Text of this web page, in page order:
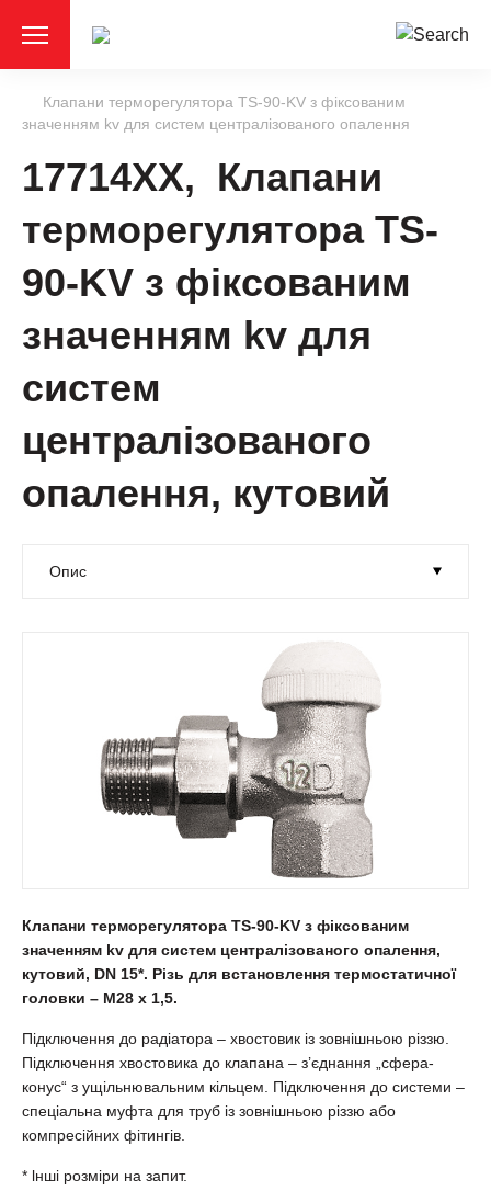
Клапани терморегулятора TS-90-KV з фіксованим
значенням kv для систем централізованого опалення
17714XX, Клапани
терморегулятора TS-
90-KV з фіксованим
значенням kv для
систем
централізованого
опалення, кутовий
Клапани терморегулятора TS-90-KV з фіксованим
значенням kv для систем централізованого опалення,
кутовий, DN 15*. Різь для встановлення термостатичної
головки – М28 х 1,5.
Підключення до радіатора – хвостовик із зовнішньою різзю.
Підключення хвостовика до клапана – з’єднання „сфера-
конус“ з ущільнювальним кільцем. Підключення до системи –
спеціальна муфта для труб із зовнішньою різзю або
компресійних фітингів.
* lншi розміри на запит.